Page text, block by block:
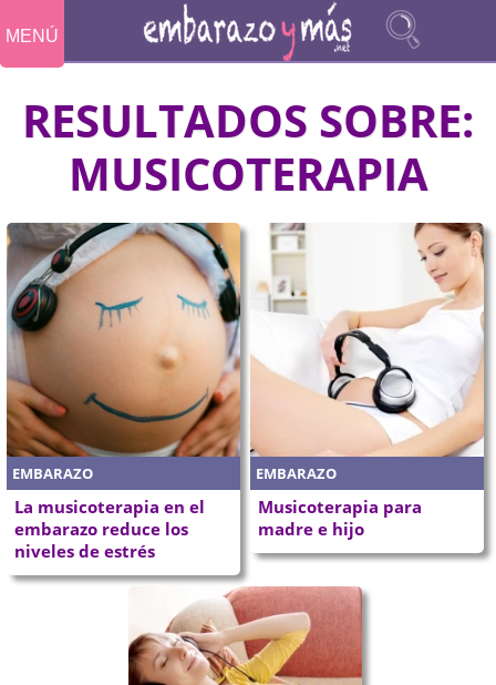
MENÚ
RESULTADOS SOBRE:
MUSICOTERAPIA
EMBARAZO
La musicoterapia en el
embarazo reduce los
niveles de estrés
EMBARAZO
Musicoterapia para
madre e hijo